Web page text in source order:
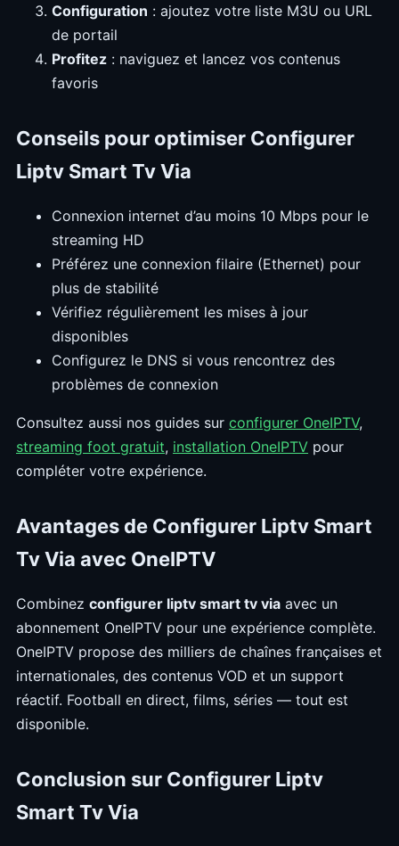
Configuration : ajoutez votre liste M3U ou URL
de portail
Profitez : naviguez et lancez vos contenus
favoris
Conseils pour optimiser Configurer
Liptv Smart Tv Via
Connexion internet d’au moins 10 Mbps pour le
streaming HD
Préférez une connexion filaire (Ethernet) pour
plus de stabilité
Vérifiez régulièrement les mises à jour
disponibles
Configurez le DNS si vous rencontrez des
problèmes de connexion
Consultez aussi nos guides sur configurer OneIPTV,
streaming foot gratuit, installation OneIPTV pour
compléter votre expérience.
Avantages de Configurer Liptv Smart
Tv Via avec OneIPTV
Combinez configurer liptv smart tv via avec un
abonnement OneIPTV pour une expérience complète.
OneIPTV propose des milliers de chaînes françaises et
internationales, des contenus VOD et un support
réactif. Football en direct, films, séries — tout est
disponible.
Conclusion sur Configurer Liptv
Smart Tv Via